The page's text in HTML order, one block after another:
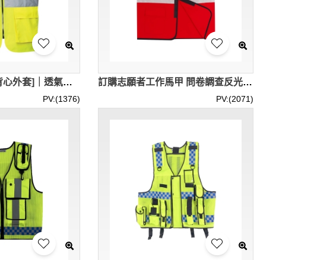
[訂製螢光黃反光背心外套]｜透氣工程高亮反光背心馬甲｜反光背心中心 SKVT040
PV:(1376)
訂購志願者工作馬甲 問卷調查反光背心 開胸魔術貼 反光帶設計 SKVT039
PV:(2071)